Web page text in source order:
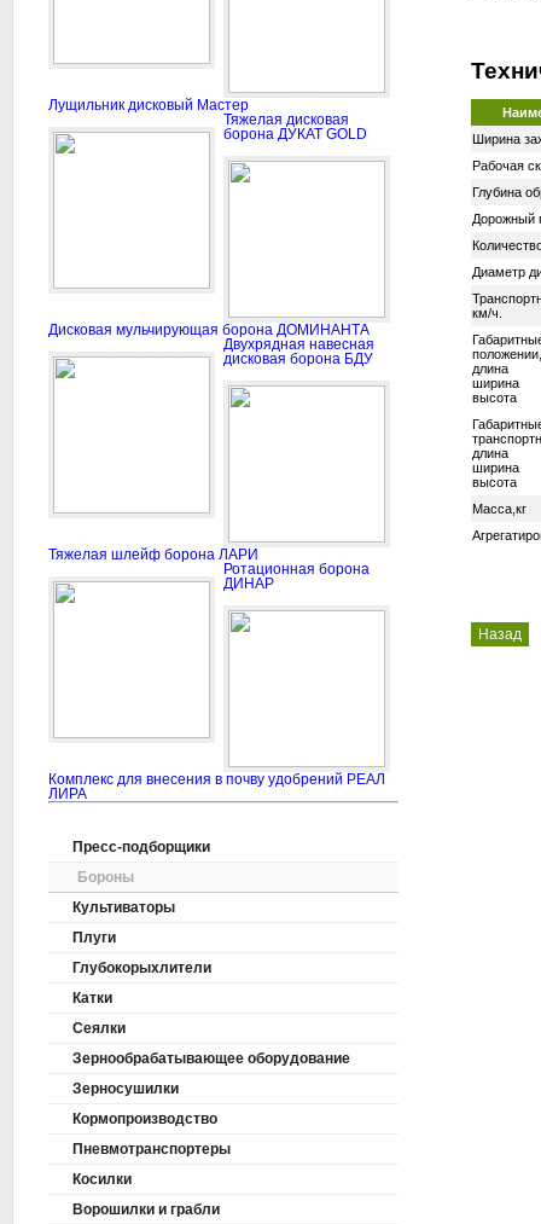
Ширина
Рабочая
Глубина
Дорожный
Диаметр
км/ч.
длина
ширина
высота
длина
ширина
высота
Масса,кг
Назад
Лущильник дисковый Мастер
Тяжелая дисковая
борона ДУКАТ GOLD
Дисковая мульчирующая борона ДОМИНАНТА
Двухрядная навесная
дисковая борона БДУ
Тяжелая шлейф борона ЛАРИ
Ротационная борона
ДИНАР
Комплекс для внесения в почву удобрений РЕАЛ
ЛИРА
Пресс-подборщики
Бороны
Культиваторы
Плуги
Глубокорыхлители
Катки
Сеялки
Зернообрабатывающее оборудование
Зерносушилки
Кормопроизводство
Пневмотранспортеры
Косилки
Ворошилки и грабли